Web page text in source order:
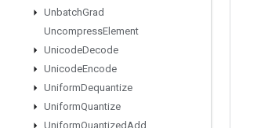
UnbatchGrad
UncompressElement
UnicodeDecode
UnicodeEncode
UniformDequantize
UniformQuantize
UniformQuantizedAdd